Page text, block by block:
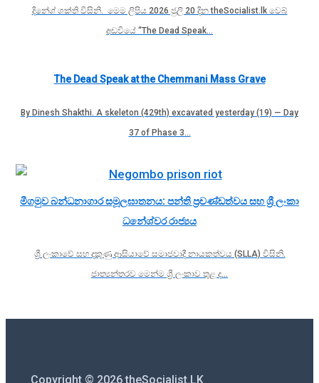
දිනේශ් ශක්ති විසිනි. මෙම ලිපිය 2026 ජුලි 20 දින theSocialist.lk වෙබ්
අඩවියේ “The Dead Speak…
The Dead Speak at the Chemmani Mass Grave
By Dinesh Shakthi. A skeleton (429th) excavated yesterday (19) — Day
37 of Phase 3…
මීගමුව බන්ධනාගාර සමූලඝාතනය: පන්ති ප්‍රචණ්ඩත්වය සහ ශ්‍රී ලංකා
ධනේශ්වර රාජ්‍යය
ශ්‍රී ලංකාවේ සහ දකුණු ආසියාවේ සමාජවාදී නායකත්වය (SLLA) විසිනි.
ජාත්‍යන්තරව මෙන්ම ශ්‍රී ලංකාව තුළ ද…
Copyright © 2026 theSocialist.LK